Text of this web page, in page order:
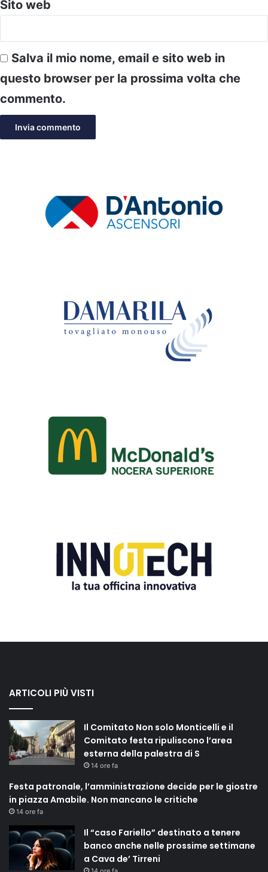
Sito web
Salva il mio nome, email e sito web in
questo browser per la prossima volta che
commento.
ARTICOLI PIÙ VISTI
Il Comitato Non solo Monticelli e il
Comitato festa ripuliscono l’area
esterna della palestra di S
14 ore fa
Festa patronale, l’amministrazione decide per le giostre
in piazza Amabile. Non mancano le critiche
14 ore fa
Il “caso Fariello” destinato a tenere
banco anche nelle prossime settimane
a Cava de’ Tirreni